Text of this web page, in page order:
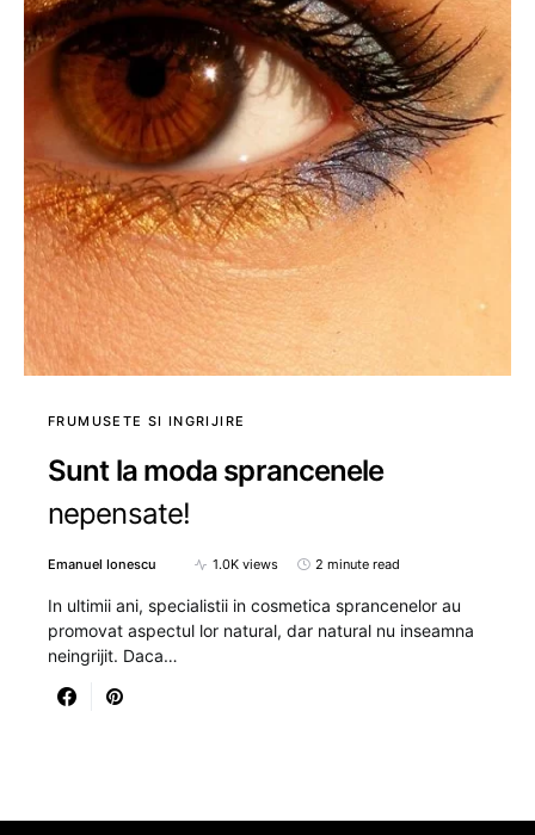
FRUMUSETE SI INGRIJIRE
Sunt la moda sprancenele
nepensate!
Emanuel Ionescu 1.0K views 2 minute read
In ultimii ani, specialistii in cosmetica sprancenelor au
promovat aspectul lor natural, dar natural nu inseamna
neingrijit. Daca…